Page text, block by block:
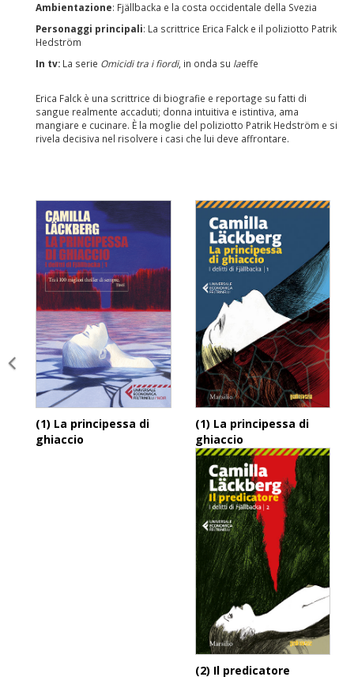
Ambientazione: Fjällbacka e la costa occidentale della Svezia
Personaggi principali: La scrittrice Erica Falck e il poliziotto Patrik
Hedström
In tv: La serie Omicidi tra i fiordi, in onda su laeffe
Erica Falck è una scrittrice di biografie e reportage su fatti di
sangue realmente accaduti; donna intuitiva e istintiva, ama
mangiare e cucinare. È la moglie del poliziotto Patrik Hedström e si
rivela decisiva nel risolvere i casi che lui deve affrontare.
(1) La principessa di
ghiaccio
(1) La principessa di
ghiaccio
(2) Il predicatore